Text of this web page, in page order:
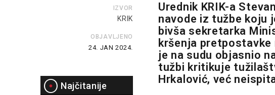
IZVOR
KRIK
OBJAVLJENO
24. JAN 2024.
Najčitanije
Urednik KRIK-a
navode iz tužbe koju
bivša sekretarka
kršenja
je na sudu objasnio
tužbi kritikuje
Hrkalović, već